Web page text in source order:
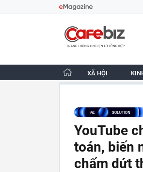
CafeBiz - Trang chủ
XÃ HỘI
YouTube
toán, biến
chấm dứt